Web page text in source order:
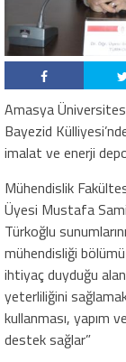
Amasya
Bayezid
imalat ve enerji
Mühendislik
Üyesi Mustafa
Türkoğlu
mühendisliği
ihtiyaç duyduğu
yeterliliğini
kullanması, yapım
destek sağlar”